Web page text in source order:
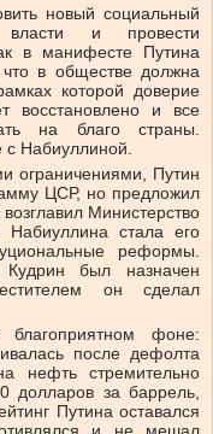
новый социальный
власти и провести
в манифесте Путина
в обществе должна
которой доверие
восстановлено и все
на благо страны.
с Набиуллиной.
ограничениями, Путин
ЦСР, но предложил
Министерство
Набиуллина стала его
реформы.
был назначен
он сделал
фоне:
после дефолта
нефть стремительно
долларов за баррель,
Путина оставался